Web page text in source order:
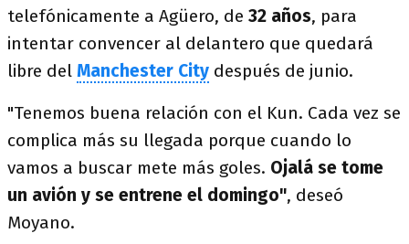
telefónicamente a Agüero, de 32 años, para
intentar convencer al delantero que quedará
libre del Manchester City después de junio.
"Tenemos buena relación con el Kun. Cada vez se
complica más su llegada porque cuando lo
vamos a buscar mete más goles. Ojalá se tome
un avión y se entrene el domingo", deseó
Moyano.